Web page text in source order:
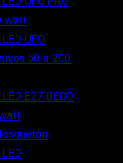
watt
UFO
50 a 200
E27 DECO